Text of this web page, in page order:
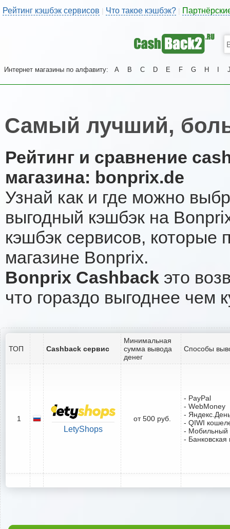
Рейтинг кэшбэк сервисов | Что такое кэшбэк?
Интернет магазины по алфавиту: A B C D E F G H
Самый лучший,
Рейтинг и сравнение
магазина: bonprix.de
Узнай как и где можно
выгодный кэшбэк на
кэшбэк сервисов, которые
магазине Bonprix.
Bonprix Cashback это
что гораздо выгоднее чем
ТОП Cashback сервис
Минимальная
сумма вывода
денег
Способы
1
LetyShops
от 500 руб.
- PayPal
- WebMoney
-
- QIWI
- Мобильный
- Банковская